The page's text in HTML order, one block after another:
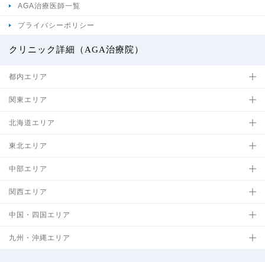
AGA治療医師一覧
プライバシーポリシー
クリニック詳細（AGA治療院）
都内エリア
関東エリア
北海道エリア
東北エリア
中部エリア
関西エリア
中国・四国エリア
九州・沖縄エリア